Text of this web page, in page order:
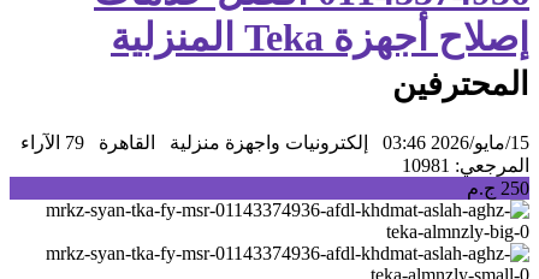
إصلاح أجهزة Teka المنزلية
المحترفين
15/مايو/2026 03:46 إلكترونيات واجهزة منزلية القاهرة
79 الآراء
المرجعي: 10981
250 ج.م